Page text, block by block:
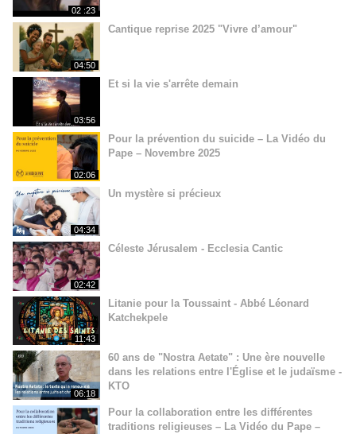
02 :23
04:50
Cantique reprise 2025 "Vivre d’amour"
03:56
Et si la vie s'arrête demain
02:06
Pour la prévention du suicide – La Vidéo du
Pape – Novembre 2025
04:34
Un mystère si précieux
02:42
Céleste Jérusalem - Ecclesia Cantic
11:43
Litanie pour la Toussaint - Abbé Léonard
Katchekpele
06:18
60 ans de "Nostra Aetate" : Une ère nouvelle
dans les relations entre l'Église et le judaïsme -
KTO
Pour la collaboration entre les différentes
traditions religieuses – La Vidéo du Pape –